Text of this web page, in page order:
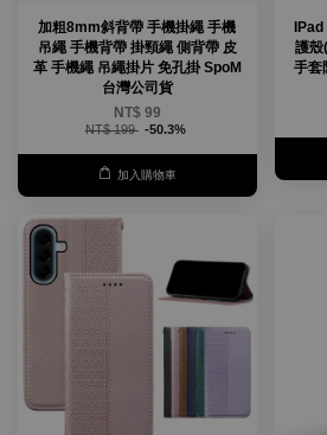
加粗8mm斜背帶 手機掛繩 手機
吊繩 手機背帶 掛頸繩 側背帶 皮
革 手機繩 吊繩掛片 免孔掛 SpoM
台灣公司貨
NT$ 99
NT$ 199 -50.3%
加入購物車
護殼
手套